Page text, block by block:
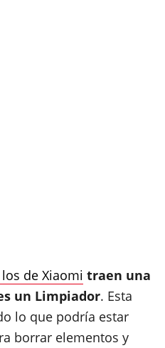
de Xiaomi traen una
un Limpiador. Esta
lo que podría estar
borrar elementos y